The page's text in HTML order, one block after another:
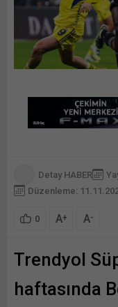
Detay HABER
Düzenleme:
0 A+ A-
Trendyol
haftasında